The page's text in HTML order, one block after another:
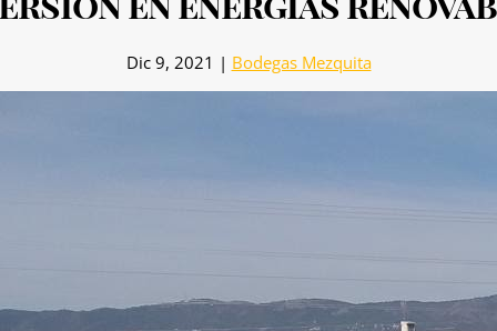
Dic 9, 2021 | Bodegas Mezquita